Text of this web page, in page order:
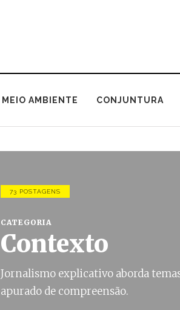
MEIO AMBIENTE CONJUNTURA
73 POSTAGENS
CATEGORIA
Contexto
Jornalismo explicativo aborda
apurado de compreensão.